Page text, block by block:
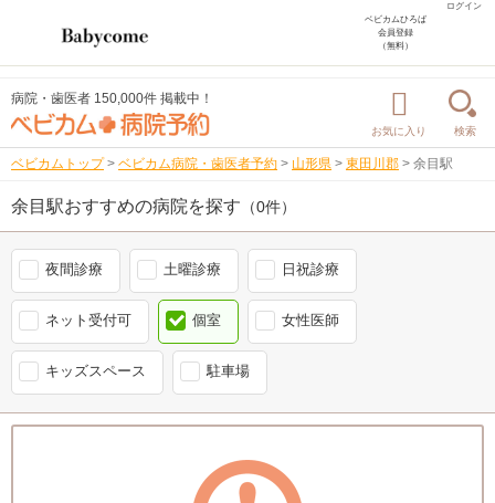
ログイン
ベビカムひろば
会員登録
（無料）
病院・歯医者 150,000件 掲載中！
お気に入り 検索
ベビカムトップ > ベビカム病院・歯医者予約 > 山形県 > 東田川郡 > 余目駅
余目駅おすすめの病院を探す （0件）
夜間診療 土曜診療 日祝診療
ネット受付可 個室 女性医師
キッズスペース 駐車場